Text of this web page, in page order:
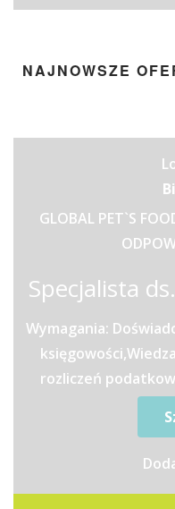
NAJNOWSZE
GLOBAL PET`S
Specjalista
Wymagania:
rozliczeń